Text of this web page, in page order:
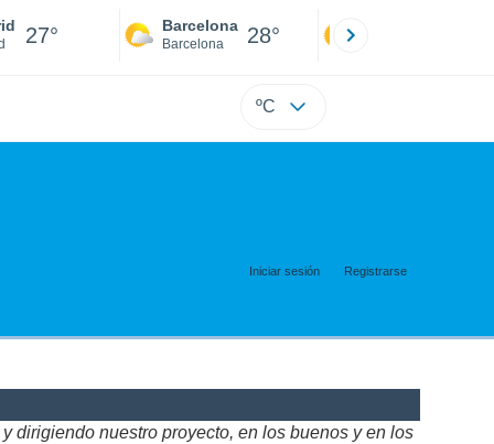
27° Barcelona
Barcelona 28°
ºC
Iniciar sesión Registrarse
dirigiendo nuestro proyecto, en los buenos y en los